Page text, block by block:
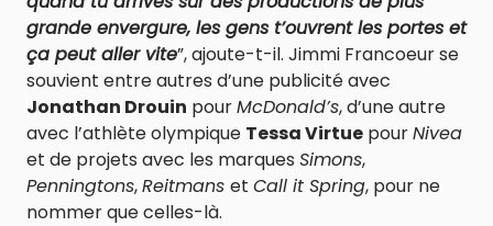
grande envergure, les gens t’ouvrent les portes et
ça peut aller vite”, ajoute-t-il. Jimmi Francoeur se
souvient entre autres d’une publicité avec
Jonathan Drouin pourMcDonald’s, d’une autre
avec l’athlète olympique Tessa Virtue pourNivea
et de projets avec les marques Simons,
Penningtons,Reitmans et Call it Spring, pour ne
nommer que celles-là.